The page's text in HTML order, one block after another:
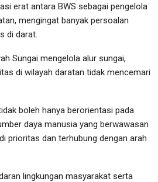
erat antara BWS sebagai pengelola
mengingat banyak persoalan
di darat.
Sungai mengelola alur sungai,
di wilayah daratan tidak mencemari
boleh hanya berorientasi pada
daya manusia yang berwawasan
prioritas dan terhubung dengan arah
lingkungan masyarakat serta